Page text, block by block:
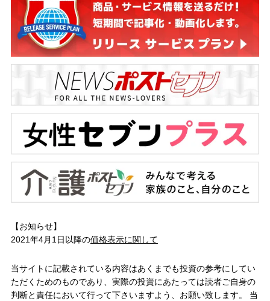
【お知らせ】
2021年4月1日以降の価格表示に関して
当サイトに記載されている内容はあくまでも投資の参考にしてい
ただくためのものであり、実際の投資にあたっては読者ご自身の
判断と責任において行って下さいますよう、お願い致します。 当